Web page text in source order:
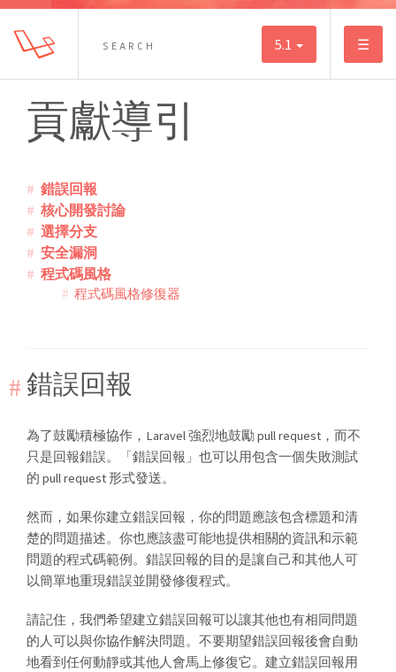
5.1 ☰
貢獻導引
錯誤回報
核心開發討論
選擇分支
安全漏洞
程式碼風格
程式碼風格修復器
錯誤回報
為了鼓勵積極協作，Laravel 強烈地鼓勵 pull request，而不
只是回報錯誤。「錯誤回報」也可以用包含一個失敗測試
的 pull request 形式發送。
然而，如果你建立錯誤回報，你的問題應該包含標題和清
楚的問題描述。你也應該盡可能地提供相關的資訊和示範
問題的程式碼範例。錯誤回報的目的是讓自己和其他人可
以簡單地重現錯誤並開發修復程式。
請記住，我們希望建立錯誤回報可以讓其他也有相同問題
的人可以與你協作解決問題。不要期望錯誤回報後會自動
地看到任何動靜或其他人會馬上修復它。建立錯誤回報用